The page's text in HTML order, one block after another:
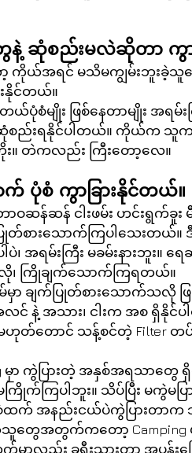
ဆုံစည်းမလဲဆိုတာ ကွာ
ော့ ကိုယ်အရင် မသိမကျွမ်းဘူးခဲ့
နိုင်တယ်။
ယ်ပုံစံမျိုး ဖြစ်နေတာမျိုး အရမ်
ည်းရနိုင်ပါတယ်။ ကိုယ်က သူက
။ တဲကလည်း ကြီးတော့လေ။
ပုံစံ ကွာခြားနိုင်တယ်။
ာဝဆန်ဆန် ငါးဖမ်း ဟင်းရွက်
ားသောက်ကြပါသေးတယ်။ ဒီ
အရမ်းကြီး မခမ်းနားဘူး။
ကြိုချက်သောက်ကြရတယ်။
မှာ ချက်ပြုတ်စားသောက်သလို ဖြ
နဲ့ အသား၊ ငါးက အစ ရှိနို
တ်တောင် သန့်စင်တဲ့ Filter တပ်
မှာ ကွဲပြားတဲ့ အနှစ်အရသာ
ြိုက်ကြပါဘူး။ သိပ်ပြီး မကွဲမပြ
ထက် အနည်းငယ်ပဲကွဲပြားတာက
တဲ့သူတွေအတွက်ကတော့
စ်ဘက်မှာလည်း ခရီးသွားတာ အ